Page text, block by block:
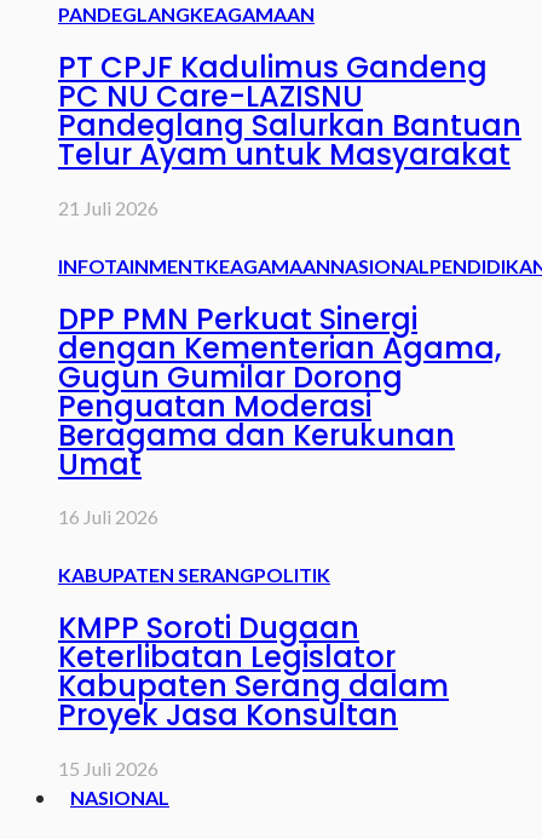
PANDEGLANGKEAGAMAAN
PT CPJF Kadulimus Gandeng
PC NU Care-LAZISNU
Pandeglang Salurkan Bantuan
Telur Ayam untuk Masyarakat
21 Juli 2026
INFOTAINMENTKEAGAMAANNASIONAL
DPP PMN Perkuat Sinergi
dengan Kementerian Agama,
Gugun Gumilar Dorong
Penguatan Moderasi
Beragama dan Kerukunan
Umat
16 Juli 2026
KABUPATEN SERANGPOLITIK
KMPP Soroti Dugaan
Keterlibatan Legislator
Kabupaten Serang dalam
Proyek Jasa Konsultan
15 Juli 2026
NASIONAL